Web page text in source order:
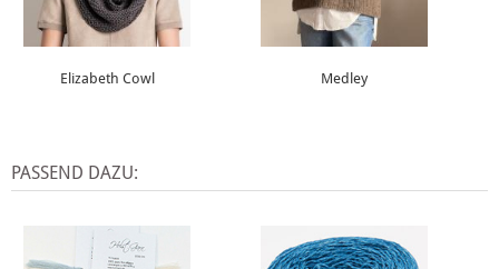
Elizabeth Cowl Medley
PASSEND DAZU: